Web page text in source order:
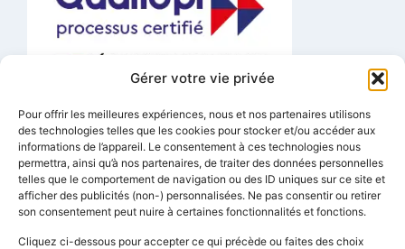
Gérer votre vie privée
Pour offrir les meilleures expériences, nous et nos partenaires utilisons
des technologies telles que les cookies pour stocker et/ou accéder aux
informations de l’appareil. Le consentement à ces technologies nous
permettra, ainsi qu’à nos partenaires, de traiter des données personnelles
telles que le comportement de navigation ou des ID uniques sur ce site et
afficher des publicités (non-) personnalisées. Ne pas consentir ou retirer
son consentement peut nuire à certaines fonctionnalités et fonctions.
Cliquez ci-dessous pour accepter ce qui précède ou faites des choix
d’action suivante :Actions de formation
FORMATIONS A DISTANCE
01 84 80 29 64
info@lexis-ecole-de-langues.fr
1 Rue Edouard Vaillant, 93170 Bagnolet